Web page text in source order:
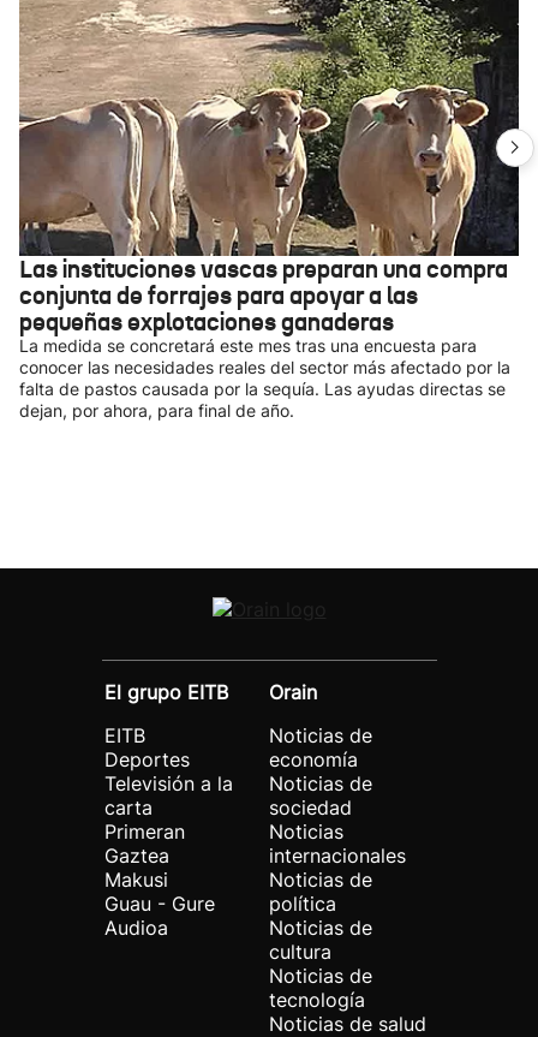
Las instituciones vascas preparan una compra
conjunta de forrajes para apoyar a las
pequeñas explotaciones ganaderas
La medida se concretará este mes tras una encuesta para
conocer las necesidades reales del sector más afectado por la
falta de pastos causada por la sequía. Las ayudas directas se
dejan, por ahora, para final de año.
El grupo EITB
EITB
Deportes
Televisión a la
carta
Primeran
Gaztea
Makusi
Guau - Gure
Audioa
Orain
Noticias de
economía
Noticias de
sociedad
Noticias
internacionales
Noticias de
política
Noticias de
cultura
Noticias de
tecnología
Noticias de salud